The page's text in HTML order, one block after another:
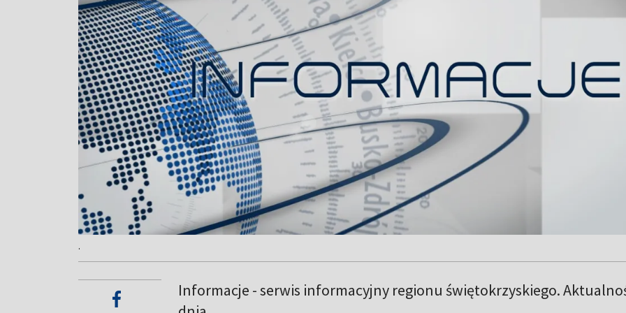
.
Informacje - serwis informacyjny regionu świętokrzyskiego.